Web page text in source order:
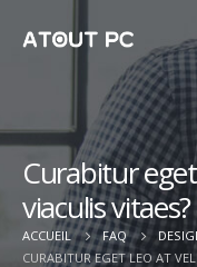
Curabitur
viaculis vitaes?
ACCUEIL FAQ
CURABITUR EGET LEO AT